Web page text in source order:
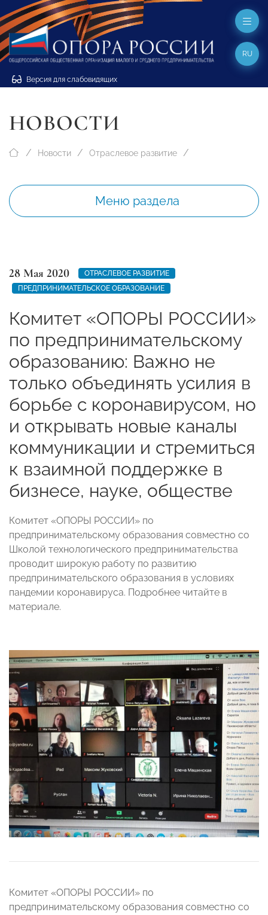
Версия для слабовидящих
RU
НОВОСТИ
Новости Отраслевое развитие
Меню раздела
28 Мая 2020
ОТРАСЛЕВОЕ РАЗВИТИЕ
ПРЕДПРИНИМАТЕЛЬСКОЕ ОБРАЗОВАНИЕ
Комитет «ОПОРЫ РОССИИ»
по предпринимательскому
образованию: Важно не
только объединять усилия в
борьбе с коронавирусом, но
и открывать новые каналы
коммуникации и стремиться
к взаимной поддержке в
бизнесе, науке, обществе
Комитет «ОПОРЫ РОССИИ» по
предпринимательскому образования совместно со
Школой технологического предпринимательства
проводит широкую работу по развитию
предпринимательского образования в условиях
пандемии коронавируса. Подробнее читайте в
материале.
Комитет «ОПОРЫ РОССИИ» по
предпринимательскому образования совместно со